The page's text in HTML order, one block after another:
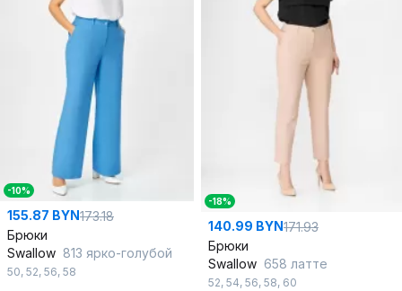
-10%
155.87 BYN173.18
Брюки
Swallow 813 ярко-голубой
50, 52, 56, 58
-18%
140.99 BYN171.93
Брюки
Swallow 658 латте
52, 54, 56, 58, 60